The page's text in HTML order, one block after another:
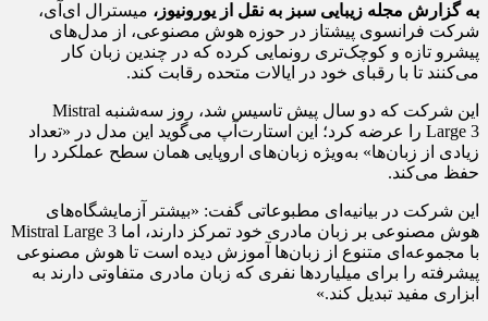
به گزارش مجله زیبایی سبز به نقل از یورونیوز، میسترال ای‌آی،
شرکت فرانسوی پیشتاز در حوزه هوش مصنوعی، از مدل‌های
پیشرو تازه و کوچک‌تری رونمایی کرده که در چندین زبان کار
می‌کنند تا با رقبای خود در ایالات متحده رقابت کند.
این شرکت که دو سال پیش تاسیس شد، روز سه‌شنبه Mistral
Large 3 را عرضه کرد؛ این استارت‌آپ می‌گوید این مدل در «تعداد
زیادی از زبان‌ها» به‌ویژه زبان‌های اروپایی همان سطح عملکرد را
حفظ می‌کند.
این شرکت در بیانیه‌ای مطبوعاتی گفت: «بیشتر آزمایشگاه‌های
هوش مصنوعی بر زبان مادری خود تمرکز دارند، اما Mistral Large 3
با مجموعه‌ای متنوع از زبان‌ها آموزش دیده است تا هوش مصنوعی
پیشرفته را برای میلیاردها نفری که زبان مادری متفاوتی دارند به
ابزاری مفید تبدیل کند.»